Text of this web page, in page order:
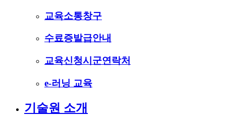
교육소통창구
수료증발급안내
교육신청시군연락처
e-러닝 교육
기술원 소개